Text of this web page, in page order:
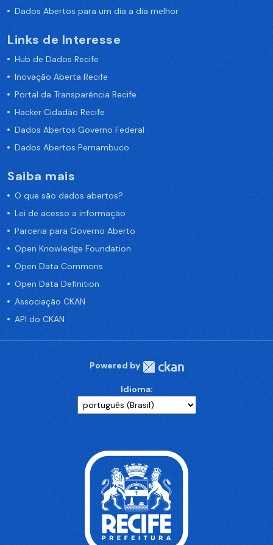
Dados Abertos para um dia a dia melhor
Links de Interesse
Hub de Dados Recife
Inovação Aberta Recife
Portal da Transparência Recife
Hacker Cidadão Recife
Dados Abertos Governo Federal
Dados Abertos Pernambuco
Saiba mais
O que são dados abertos?
Lei de acesso a informação
Parceria para Governo Aberto
Open Knowledge Foundation
Open Data Commons
Open Data Definition
Associação CKAN
API do CKAN
Powered by
Idioma